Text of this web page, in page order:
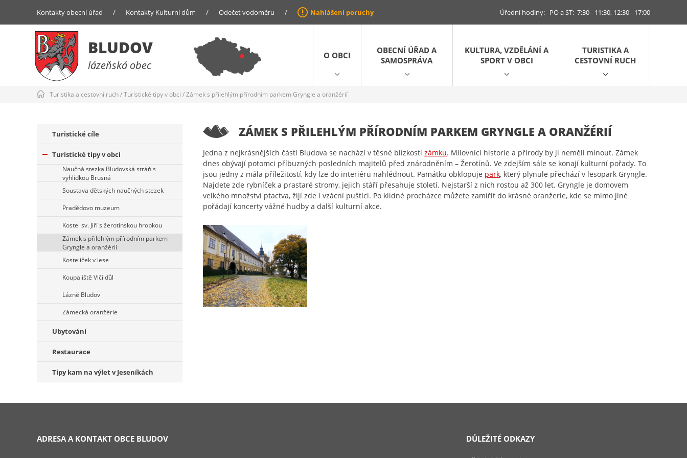
Kontakty obecní úřad / Kontakty Kulturní dům / Odečet vodoměru / Nahlášení poruchy Úřední hodiny: PO a ST: 7:30 - 11:30, 12:30 - 17:00
BLUDOV
lázeňská obec
O OBCI
OBECNÍ ÚŘAD A
SAMOSPRÁVA
KULTURA, VZDĚLÁNÍ A
SPORT V OBCI
TURISTIKA A
CESTOVNÍ RUCH
Turistika a cestovní ruch/Turistické tipy v obci /Zámek s přilehlým přírodním parkem Gryngle a oranžérií
Turistické cíle
Turistické tipy v obci
Naučná stezka Bludovská stráň s
vyhlídkou Brusná
Soustava dětských naučných stezek
Pradědovo muzeum
Kostel sv. Jiří s žerotínskou hrobkou
Zámek s přilehlým přírodním parkem
Gryngle a oranžérií
Kostelíček v lese
Koupaliště Vlčí důl
Lázně Bludov
Zámecká oranžérie
Ubytování
Restaurace
Tipy kam na výlet v Jeseníkách
ZÁMEK S PŘILEHLÝM PŘÍRODNÍM PARKEM GRYNGLE A ORANŽÉRIÍ
Jedna z nejkrásnějších částí Bludova se nachází v těsné blízkosti zámku. Milovníci historie a přírody by ji neměli minout. Zámek
dnes obývají potomci příbuzných posledních majitelů před znárodněním – Žerotínů. Ve zdejším sále se konají kulturní pořady. To
jsou jedny z mála příležitostí, kdy lze do interiéru nahlédnout. Památku obklopuje park, který plynule přechází v lesopark Gryngle.
Najdete zde rybníček a prastaré stromy, jejich stáří přesahuje století. Nejstarší z nich rostou až 300 let. Gryngle je domovem
velkého množství ptactva, žijí zde i vzácní puštíci. Po klidné procházce můžete zamířit do krásné oranžerie, kde se mimo jiné
pořádají koncerty vážné hudby a další kulturní akce.
ADRESA A KONTAKT OBCE BLUDOV DŮLEŽITÉ ODKAZY